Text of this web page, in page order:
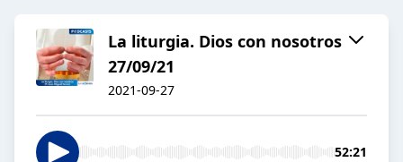
La liturgia. Dios con nosotros
27/09/21
2021-09-27
52:21